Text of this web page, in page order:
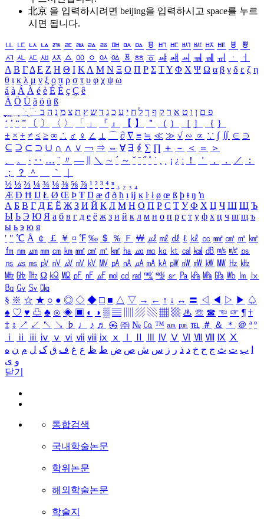
北京 을 입력하시려면 beijing을 입력하시고 space를 누르
시면 됩니다.
ㅥ ㅦ ㅧ ㅨ ㅩ ㅪ ㅫ ㅬ ㅭ ㅮ ㅯ ㅰ ㅱ ㅲ ㅳ ㅴ ㅵ ㅶ ㅷ ㅸ
ㅹ
ㅺ ㅻ ㅼ ㅽ ㅾ ㅿ ㆀ ㆁ ㆂ ㆃ ㆄ ㆅ ㆆ ㆇ ㆈ ㆉ ㆊ ㆋ ㆌ ㆍ
ㆎ
Α Β ΓΔ Ε Ζ Η Θ Ι ΚΛ Μ Ν Ξ Ο Π Ρ Σ ΤΥ Φ Χ Ψ Ω α β γ δ ε ζ η
θ ι κ λ μ ν ξ ο π ρ σ τ υ φ χ ψ ω
á à Á À é è É È ç Ç ê
Ä Ö Ü ä ö ü ß
ִֶֹ ֻּ ׁׂ פ ם ן ו ט א ר ק ף ך ל ח י ע כ ג ד ש ץ ת צ מ נ ה ב
‘ ’ “ ” 〔 〕 〈 〉 「 」 『 』 【 】 ＂ （ ） ［ ］ ｛ ｝
± × ÷ ≠ ≤ ≥ ∞ ∴ ♂ ♀ ∠ ⊥ ⌒ ∂ ∇ ≡ ≒ ≪ ≫ √ ∽ ∝ ∵ ∫ ∬ ∈ ∋
⊆ ⊇ ⊂ ⊃ ∪ ∩ ∧ ∨ ￢ ⇒ ⇔ ∀ ∃ ∮ ∑ ∏ ＋ － ＜ ＝
＞
、
。 · ‥ … ¨ 〃 ― ＼ ∼ ´ ～ ˇ ˘ ˝ ˚ ˙ ¸ ¡ ¿ ː ！ ＇ ， ． ／
：
；
？ ＾ ｀
½ ⅓ ⅔ ¼ ¾ ⅛ ⅜ ⅝ ⅞ ¹ ² ³ ⁴ ⁿ ₁ ₂ ₃ ₄
Æ Ð Ħ Ĳ Ł Ø Œ Þ Ŧ Ŋ æ đ ð ħ ı ĳ ĸ ŀ ł ø œ ß þ ŧ ŋ ŉ
А Б В Г Д Е Ё Ж З И Й К Л М Н О П Р С Т У Ф Х Ц Ч Ш Щ Ъ
Ы Ь Э Ю Я а б в г д е ё ж з и й к л м н о п р с т у ф х ц ч ш щ ъ
ы ь э ю я
′ ″ ℃ Å ￠ ￡ ￥ ¤ ℉ ‰ ＄ ％ Ｆ ￦ ㎕ ㎖ ㎗ ℓ ㎘ ㏄ ㎣ ㎤ ㎥ ㎦
㎙ ㎚ ㎛ ㎜ ㎝ ㎞ ㎟ ㎠ ㎡ ㎢ ㏊ ㎍ ㎎ ㎏ ㏏ ㎈ ㎉ ㏈ ㎧ ㎨ ㎰
㎱ ㎲ ㎳ ㎴ ㎵ ㎶ ㎷ ㎸ ㎹ ㎀ ㎁ ㎂ ㎃ ㎄ ㎺ ㎻ ㎽ ㎾ ㎿ ㎐ ㎑
㎒ ㎓ ㎔ Ω ㏀ ㏁ ㎊ ㎋ ㎌ ㏖ ㏅ ㎭ ㎮ ㎯ ㏛ ㎩ ㎪ ㎫ ㎬ ㏝ ㏐
㏓
㏃ ㏉ ㏜ ㏆
§ ※ ☆ ★ ○ ● ◎ ◇ ◆ □ ■ △ ▽ → ← ↑ ↓ ↔ 〓 ◁ ◀ ▷ ▶ ♤
♠ ♡ ♥ ♧ ♣ ⊙ ◈ ▣ ◐ ◑ ▒ ▤ ▨ ▧ ▦ ▩ ♨ ☏ ☎ ☜ ☞ ¶ †
‡ ↕ ↗ ↙ ↖ ↘ ♭ ♩ ♪ ♬ ㉿ ㈜ № ㏇ ™ ㏂ ㏘ ℡ ＃ ＆ ＊ ＠ ª º
ⅰ
ⅱ ⅲ ⅳ ⅴ ⅵ ⅶ ⅷ ⅸ ⅹ Ⅳ Ⅴ Ⅵ Ⅶ Ⅷ Ⅸ Ⅹ
ب ت ث ج ح خ د ذ ر ز س ش ص ض ط ظ ع غ ف ق ک ل م ن ه
و ی
닫기
통합검색
국내학술논문
학위논문
해외학술논문
학술지